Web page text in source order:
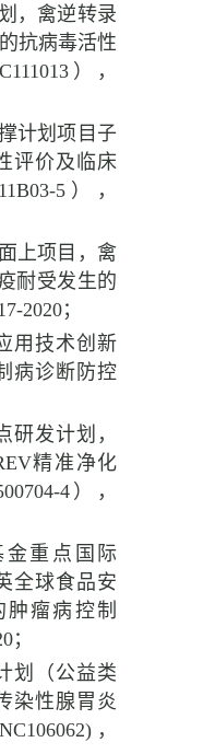
，禽逆转录
抗病毒活性
），
计划项目子
评价及临床
5），
上项目，禽
耐受发生的
2020；
用技术创新
病诊断防控
研发计划，
精准净化
4），
金重点国际
全球食品安
瘤病控制
；
划（公益类
染性腺胃炎
，